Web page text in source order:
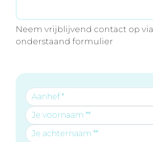
Neem vrijblijvend contact op via
onderstaand formulier